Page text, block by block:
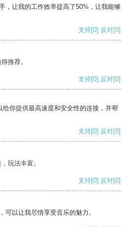
，让我的工作效率提高了50%，让我能够
支持[0] 反对[0]
推荐。
支持[0] 反对[0]
你提供最高速度和安全性的连接，并帮
支持[0] 反对[0]
玩法丰富。
支持[0] 反对[0]
可以让我尽情享受音乐的魅力。